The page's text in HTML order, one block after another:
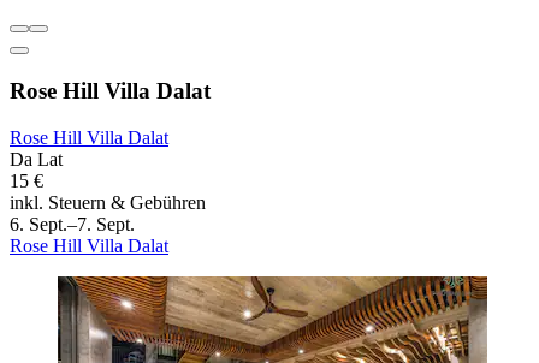
Rose Hill Villa Dalat
Rose Hill Villa Dalat
Da Lat
15 €
inkl. Steuern & Gebühren
6. Sept.–7. Sept.
Rose Hill Villa Dalat